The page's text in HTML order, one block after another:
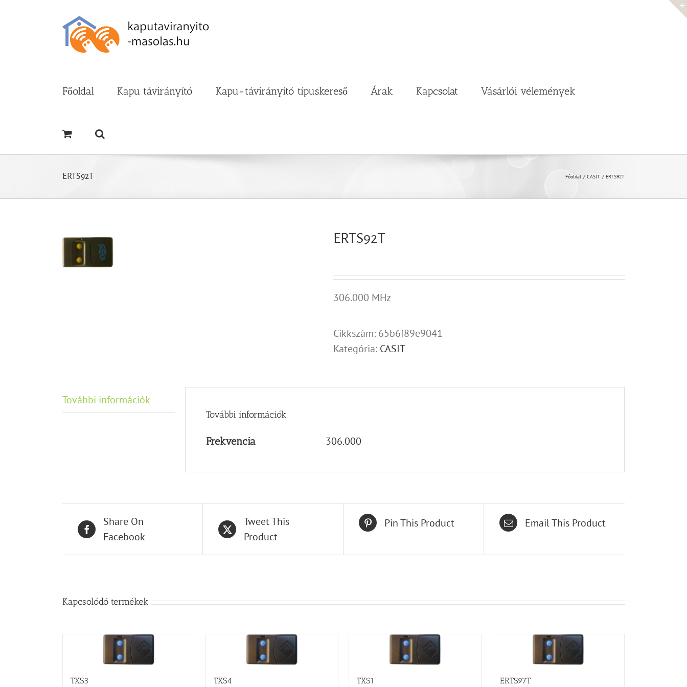
Főoldal Kapu távirányító Kapu-távirányító típuskereső Árak Kapcsolat Vásárlói vélemények
ERTS92T Főoldal CASIT ERTS92T
ERTS92T
306.000 MHz
Cikkszám: 65b6f89e9041
Kategória: CASIT
További információk
További információk
Frekvencia 306.000
Share On
Facebook
Tweet This
Product
Pin This Product Email This Product
Kapcsolódó termékek
TXS3 TXS4 TXS1 ERTS97T